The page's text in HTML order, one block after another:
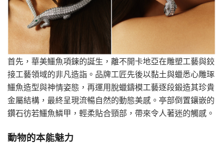
首先，華美鱷魚項鍊的誕生，離不開卡地亞在雕塑工藝與鉸
接工藝領域的非凡造詣。品牌工匠先後以黏土與蠟悉心雕琢
鱷魚造型與神情姿態，再運用脫蠟鑄模工藝逐段鍛造其珍貴
金屬結構，最終呈現流暢自然的動態美感。亭部倒置鑲嵌的
鑽石彷若鱷魚鱗甲，輕柔貼合頸部，帶來令人著迷的觸感。
動物的本能魅力